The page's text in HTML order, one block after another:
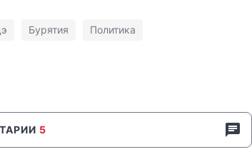
Бурятия Политика
5